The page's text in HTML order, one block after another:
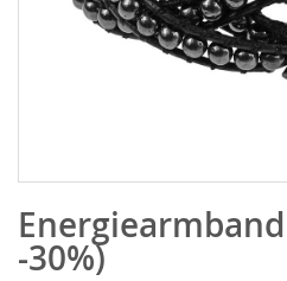
Anfang
der
Bildgalerie
-30%)